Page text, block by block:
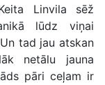
Linvila sēž
lūdz viņai
tad jau atskan
netālu jauna
pāri ceļam ir